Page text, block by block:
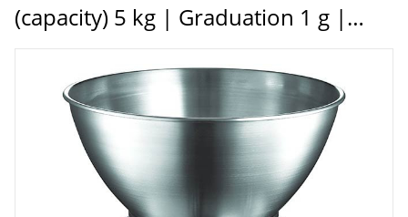
(capacity) 5 kg | Graduation 1 g |
Stainless steel